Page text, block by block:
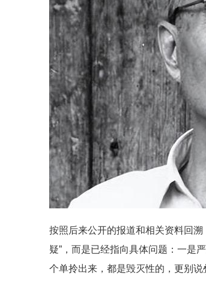
按照后来公开的报道和相关资料回
疑”，而是已经指向具体问题：一是
个单拎出来，都是毁灭性的，更别说